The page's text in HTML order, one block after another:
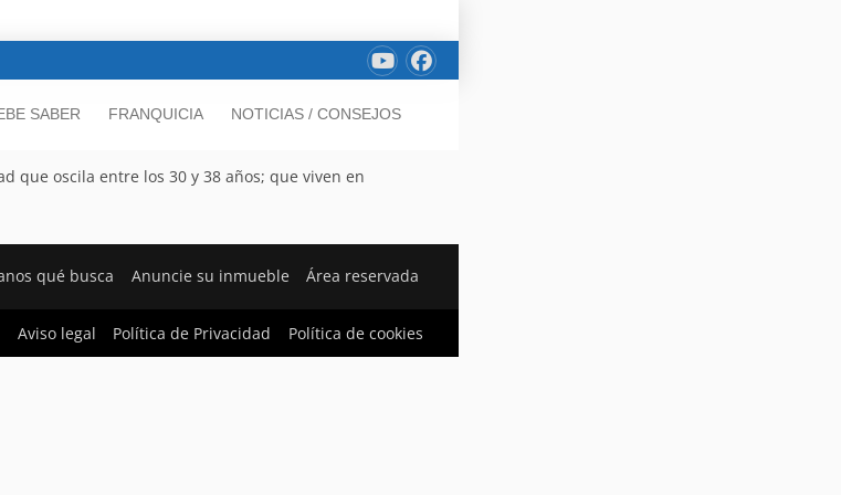
SABER FRANQUICIA NOTICIAS / CONSEJOS
que oscila entre los 30 y 38 años; que viven en
qué busca Anuncie su inmueble Área reservada
Aviso legal Política de Privacidad Política de cookies